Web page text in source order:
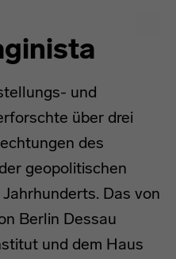
und
über drei
des
geopolitischen
Das von
Berlin Dessau
und dem Haus